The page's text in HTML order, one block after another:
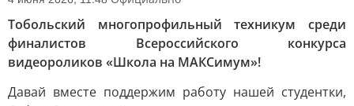
Тобольский многопрофильный техникум среди
финалистов Всероссийского конкурса
видеороликов «Школа на МАКСимум»!
Давай вместе поддержим работу нашей студентки,